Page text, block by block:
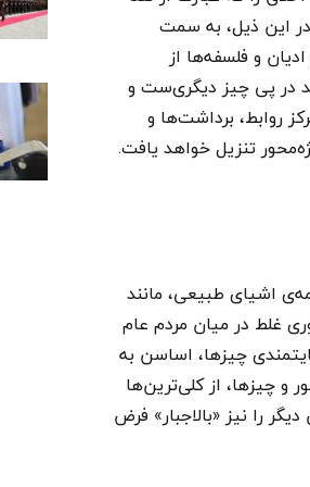
این ذیل، به سمت
و فلسفه‌ها از
در پی چیز دیگری‌ست و
روابط، برداشت‌ها و
تنزیل خواهد یافت.
اشیای طبیعی، مانند
غلط در میان مردم عام
چیزها، اساسن به
و چیزها، از کلی‌ترین‌ها
را نیز «بالاجبار» فرض